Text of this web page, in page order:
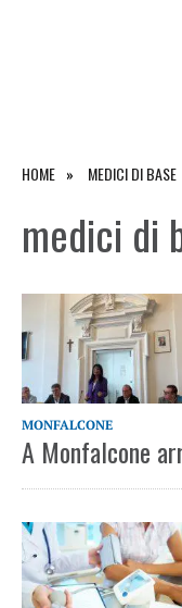
HOME MEDICI DI BASE
medici di
MONFALCONE
A Monfalcone